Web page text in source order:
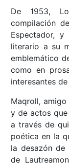
De 1953,
compilación
Espectador,
literario a su
emblemático
como en
interesantes
Maqroll,
y de actos
a través de
poética en la
la desazón de
de